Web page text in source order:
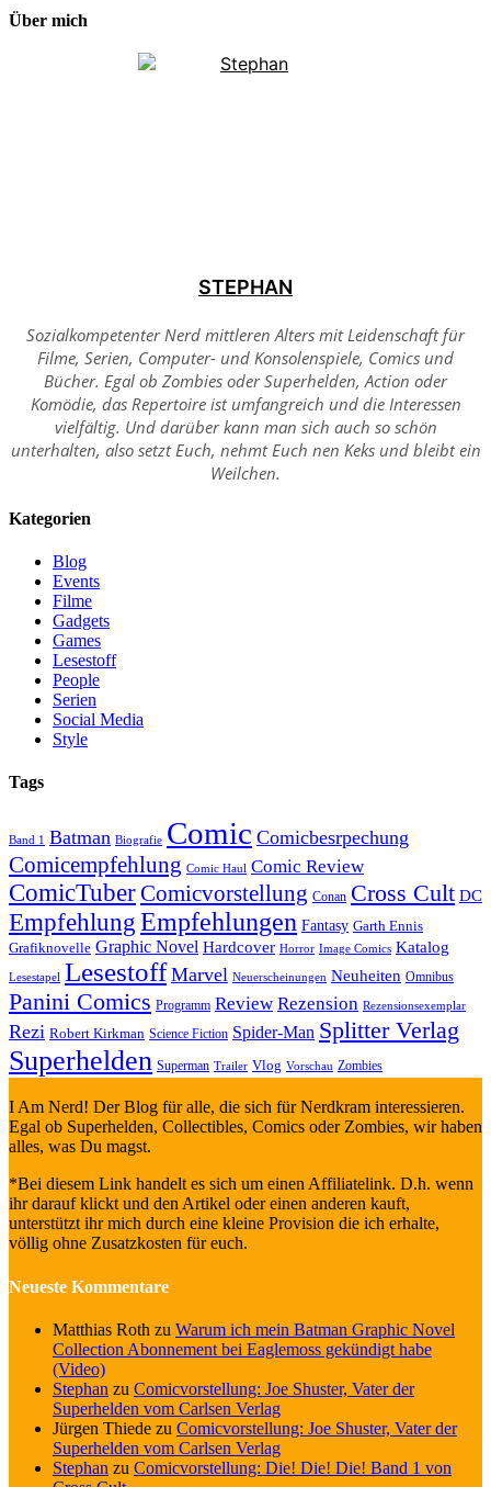
Über mich
STEPHAN
Sozialkompetenter Nerd mittleren Alters mit Leidenschaft für
Filme, Serien, Computer- und Konsolenspiele, Comics und
Bücher. Egal ob Zombies oder Superhelden, Action oder
Komödie, das Repertoire ist umfangreich und die Interessen
vielfältig. Und darüber kann man sich auch so schön
unterhalten, also setzt Euch, nehmt Euch nen Keks und bleibt ein
Weilchen.
Kategorien
Blog
Events
Filme
Gadgets
Games
Lesestoff
People
Serien
Social Media
Style
Tags
Band 1 Batman Biografie Comic Comicbesrpechung
Comicempfehlung Comic Haul Comic Review
ComicTuberComicvorstellung Conan Cross Cult DC
Empfehlung Empfehlungen Fantasy Garth Ennis
Grafiknovelle Graphic Novel Hardcover Horror Image Comics Katalog
Lesestapel Lesestoff Marvel Neuerscheinungen Neuheiten Omnibus
Panini Comics Programm Review Rezension Rezensionsexemplar
Rezi Robert Kirkman Science Fiction Spider-Man Splitter Verlag
Superhelden Superman Trailer Vlog Vorschau Zombies
I Am Nerd! Der Blog für alle, die sich für Nerdkram interessieren.
Egal ob Superhelden, Collectibles, Comics oder Zombies, wir haben
alles, was Du magst.
*Bei diesem Link handelt es sich um einen Affiliatelink. D.h. wenn
ihr darauf klickt und den Artikel oder einen anderen kauft,
unterstützt ihr mich durch eine kleine Provision die ich erhalte,
völlig ohne Zusatzkosten für euch.
Neueste Kommentare
Matthias Roth zu Warum ich mein Batman Graphic Novel
Collection Abonnement bei Eaglemoss gekündigt habe
(Video)
Stephan zu Comicvorstellung: Joe Shuster, Vater der
Superhelden vom Carlsen Verlag
Jürgen Thiede zu Comicvorstellung: Joe Shuster, Vater der
Superhelden vom Carlsen Verlag
Stephan zu Comicvorstellung: Die! Die! Die! Band 1 von